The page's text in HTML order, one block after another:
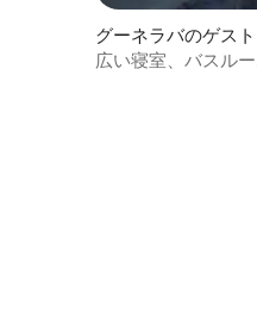
グーネラバのゲス
広い寝室、バスル